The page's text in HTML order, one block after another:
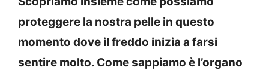
proteggere la nostra pelle in questo
momento dove il freddo inizia a farsi
sentire molto. Come sappiamo è l’organo